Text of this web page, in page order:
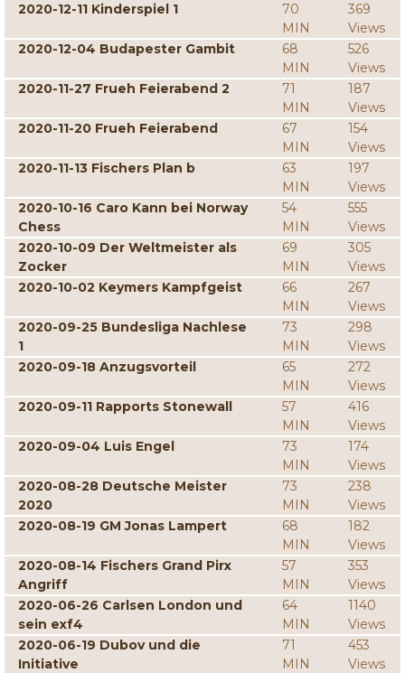
2020-12-11 Kinderspiel 1
70
MIN
369
Views
2020-12-04 Budapester Gambit
68
MIN
526
Views
2020-11-27 Frueh Feierabend 2
71
MIN
187
Views
2020-11-20 Frueh Feierabend
67
MIN
154
Views
2020-11-13 Fischers Plan b
63
MIN
197
Views
2020-10-16 Caro Kann bei Norway
Chess
54
MIN
555
Views
2020-10-09 Der Weltmeister als
Zocker
69
MIN
305
Views
2020-10-02 Keymers Kampfgeist
66
MIN
267
Views
2020-09-25 Bundesliga Nachlese
1
73
MIN
298
Views
2020-09-18 Anzugsvorteil
65
MIN
272
Views
2020-09-11 Rapports Stonewall
57
MIN
416
Views
2020-09-04 Luis Engel
73
MIN
174
Views
2020-08-28 Deutsche Meister
2020
73
MIN
238
Views
2020-08-19 GM Jonas Lampert
68
MIN
182
Views
2020-08-14 Fischers Grand Pirx
Angriff
57
MIN
353
Views
2020-06-26 Carlsen London und
sein exf4
64
MIN
1140
Views
2020-06-19 Dubov und die
Initiative
71
MIN
453
Views